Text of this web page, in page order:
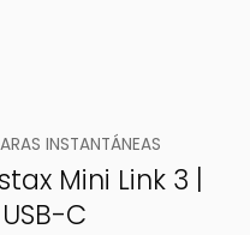
INSTANTÁNEAS
Mini Link 3 |
C